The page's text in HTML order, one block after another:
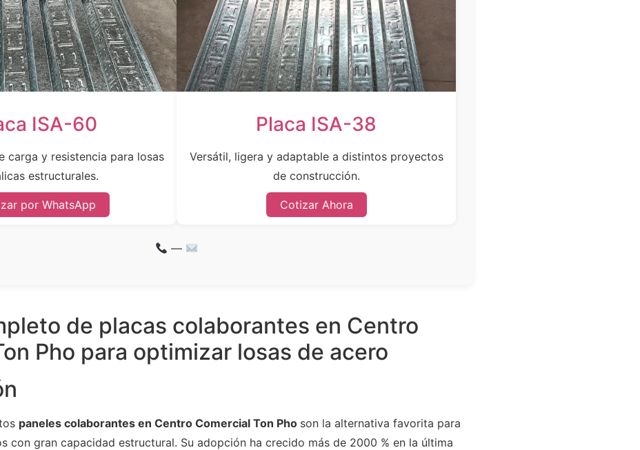
ISA-60
carga y resistencia para losas
estructurales.
por WhatsApp
Placa ISA-38
Versátil, ligera y adaptable a distintos proyectos
de construcción.
Cotizar Ahora
—
de placas colaborantes en Centro
Pho para optimizar losas de acero
paneles colaborantes en Centro Comercial Ton Pho son la alternativa favorita para
con gran capacidad estructural. Su adopción ha crecido más de 2000 % en la última